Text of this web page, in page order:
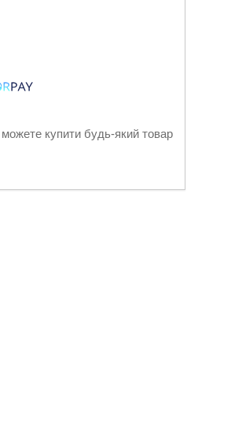
можете купити будь-який товар